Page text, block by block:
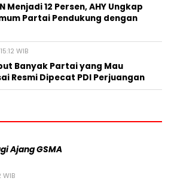
Menjadi 12 Persen, AHY Ungkap
Partai Pendukung dengan
WIB
Banyak Partai yang Mau
Resmi Dipecat PDI Perjuangan
Ajang GSMA